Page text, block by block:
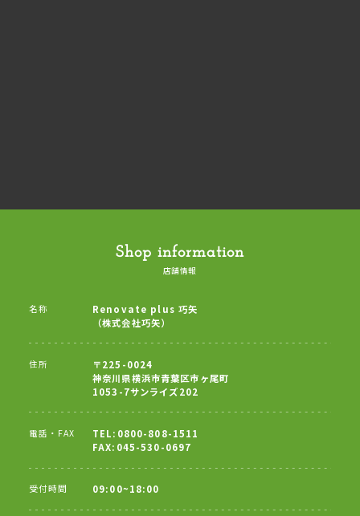
Shop information
店舗情報
名称
Renovate plus 巧矢
（株式会社巧矢）
住所
〒225-0024
神奈川県横浜市青葉区市ヶ尾町
1053-7サンライズ202
電話・FAX
TEL:0800-808-1511
FAX:045-530-0697
受付時間 09:00~18:00